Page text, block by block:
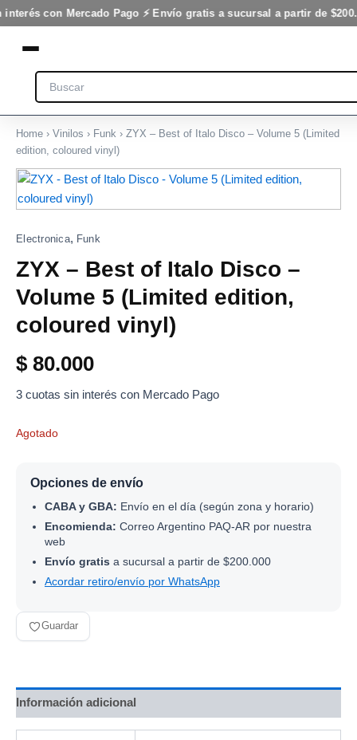
con Mercado Pago ⚡ Envío gratis a sucursal a partir de
Ir
al
contenido
Search
Home › Vinilos › Funk › ZYX – Best of Italo Disco – Volume 5 (Limited
edition, coloured vinyl)
Electronica, Funk
ZYX – Best of Italo Disco –
Volume 5 (Limited edition,
coloured vinyl)
$ 80.000
3 cuotas sin interés con Mercado Pago
Agotado
Opciones de envío
CABA y GBA: Envío en el día (según zona y horario)
Encomienda: Correo Argentino PAQ-AR por nuestra
web
Envío gratis a sucursal a partir de $200.000
Acordar retiro/envío por WhatsApp
Guardar
Información adicional